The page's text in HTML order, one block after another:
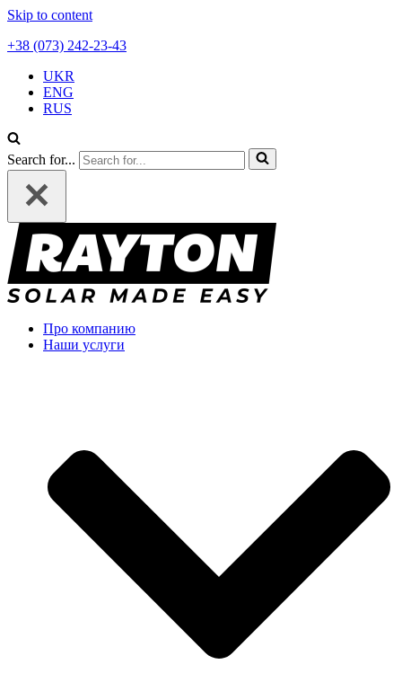
Skip to content
+38 (073) 242-23-43
UKR
ENG
RUS
Search for...
Про компанию
Наши услуги